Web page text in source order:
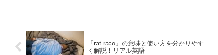
「rat race」の意味と使い方を分かりやす
く解説！リアル英語